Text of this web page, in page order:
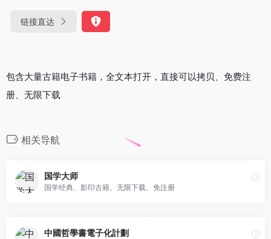
链接直达
包含大量古籍电子书籍，全文本打开，直接可以拷贝、免费注
册、无限下载
相关导航
国学大师
国学经典、影印古籍、无限下载、免注册
中國哲學書電子化計劃